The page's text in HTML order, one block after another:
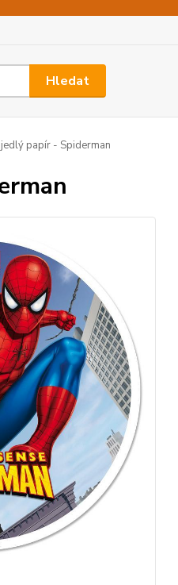
Hledat
jedlý papír - Spiderman